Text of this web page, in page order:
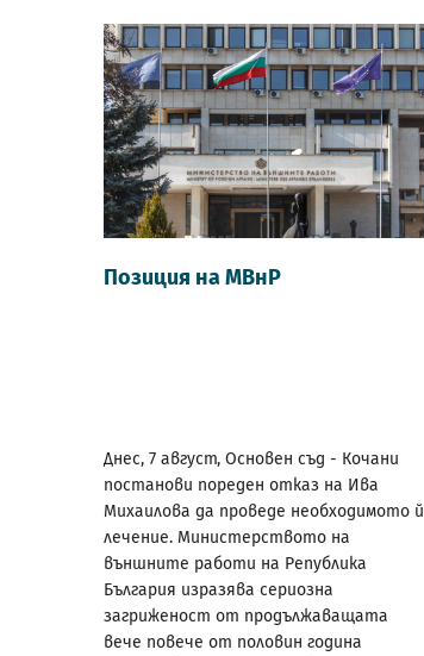
Позиция на МВнР
Днес, 7 август, Основен съд - Кочани
постанови пореден отказ на Ива
Михаилова да проведе необходимото й
лечение. Министерството на
външните работи на Република
България изразява сериозна
загриженост от продължаващата
вече повече от половин година